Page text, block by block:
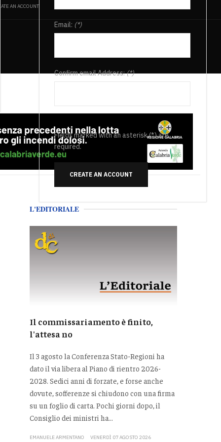
AN ACCOUNT
Email: (*)
Confirm email Address:(*)
Fields marked with an asterisk (*) are
required.
CREATE AN ACCOUNT
L'EDITORIALE
Il commissariamento è finito,
l'attesa no
Il 3 agosto la Conferenza Stato-Regioni ha
dato il via libera al Piano di rientro 2026-
2028. Sedici anni di forzate, e forse anche
dovute, sofferenze si chiudono con una firma
su un foglio di carta. Pochi giorni dopo, il
Consiglio dei ministri ha...
EMANUELE ARMENTANO VENERDÌ 07 AGOSTO 2026